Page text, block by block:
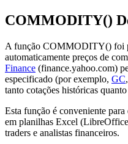
COMMODITY()
A função COMMODITY() foi
automaticamente preços de
Finance (finance.yahoo.com)
especificado (por exemplo, GC,
tanto cotações históricas
Esta função é conveniente
em planilhas Excel
traders e analistas financeiros.